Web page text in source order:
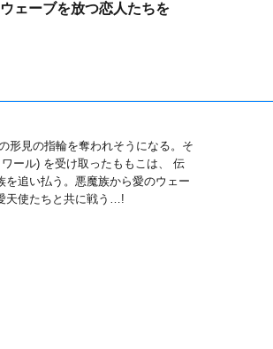
ェーブを放つ恋人たちを
形見の指輪を奪われそうになる。そ
ール) を受け取ったももこは、 伝
追い払う。悪魔族から愛のウェー
天使たちと共に戦う…!